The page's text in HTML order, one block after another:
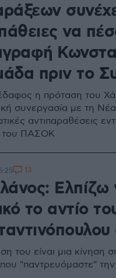
να
πριν το
η πρόταση του
συνεργασία με τη
αντιπαραθέσεις
του ΠΑΣΟΚ
Ελπίζω
το αντίο
του είναι μια κίνηση
"παντρευόμαστε" την
13